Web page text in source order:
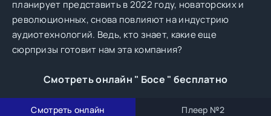
планирует представить в 2022 году, новаторских и
революционных, снова повлияют на индустрию
аудиотехнологий. Ведь, кто знает, какие еще
сюрпризы готовит нам эта компания?
Смотреть онлайн " Босе " бесплатно
Смотреть онлайн Плеер №2